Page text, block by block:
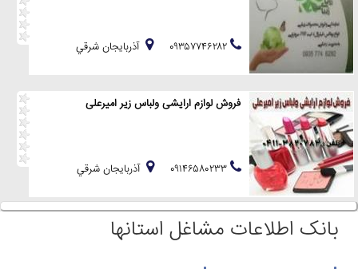
آذربايجان شرقي
فروش لوازم ارایشی ولباس زیر امیرعلی
آذربايجان شرقي
بانک اطلاعات مشاغل استانها